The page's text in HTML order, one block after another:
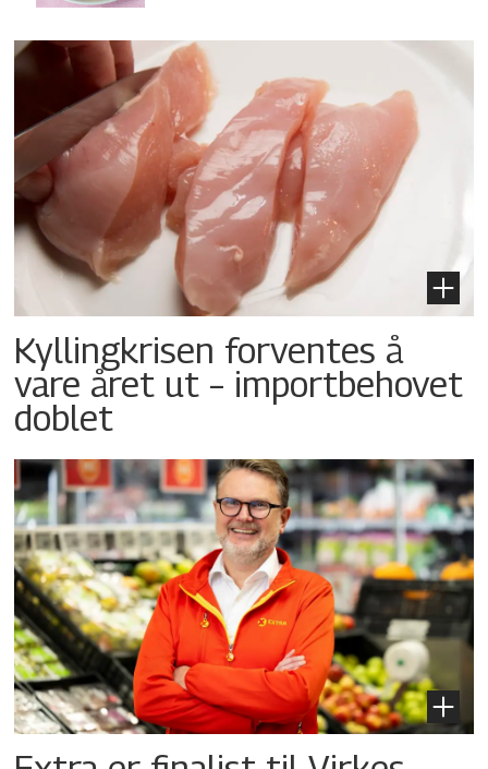
Kyllingkrisen forventes å
vare året ut – importbehovet
doblet